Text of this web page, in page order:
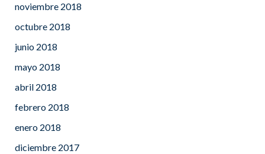
noviembre 2018
octubre 2018
junio 2018
mayo 2018
abril 2018
febrero 2018
enero 2018
diciembre 2017